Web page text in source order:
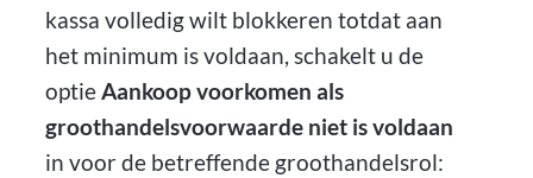
kassa volledig wilt blokkeren totdat aan
het minimum is voldaan, schakelt u de
optieAankoop voorkomen als
groothandelsvoorwaarde niet is voldaan
in voor de betreffende groothandelsrol: